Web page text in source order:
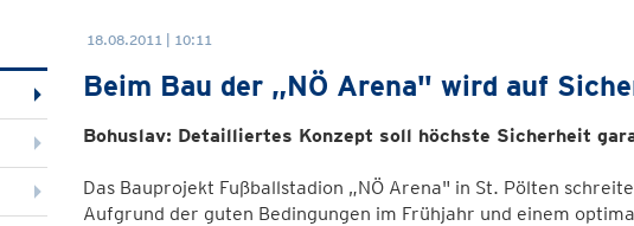
18.08.2011 | 10:11
Beim Bau der „NÖ Arena" wird auf
Bohuslav: Detailliertes Konzept soll höchste Sicherheit
Das Bauprojekt Fußballstadion „NÖ Arena" in St. Pölten
Aufgrund der guten Bedingungen im Frühjahr und einem